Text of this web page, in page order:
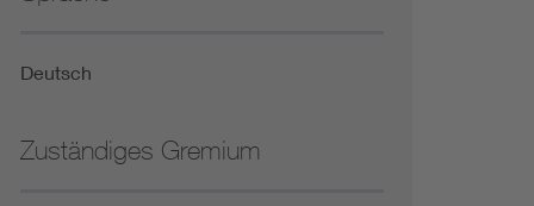
Deutsch
Zuständiges Gremium